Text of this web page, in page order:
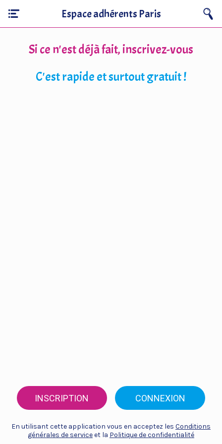
Espace adhérents Paris
Si ce n'est déjà fait, inscrivez-vous
C'est rapide et surtout gratuit !
INSCRIPTION CONNEXION
En utilisant cette application vous en acceptez les Conditions
générales de serviceet la Politique de confidentialité